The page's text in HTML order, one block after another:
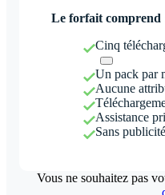
Le forfait comprend
Cinq
Un pack par
Aucune
Assistance
Sans
Vous ne souhaitez pas